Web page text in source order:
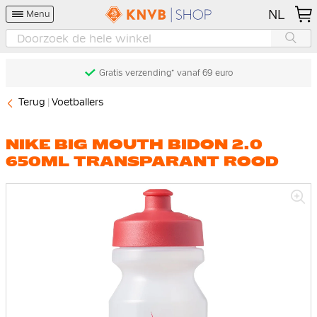
Menu NL
Gratis verzending* vanaf 69 euro
Terug Voetballers
NIKE BIG MOUTH BIDON 2.0
650ML TRANSPARANT ROOD